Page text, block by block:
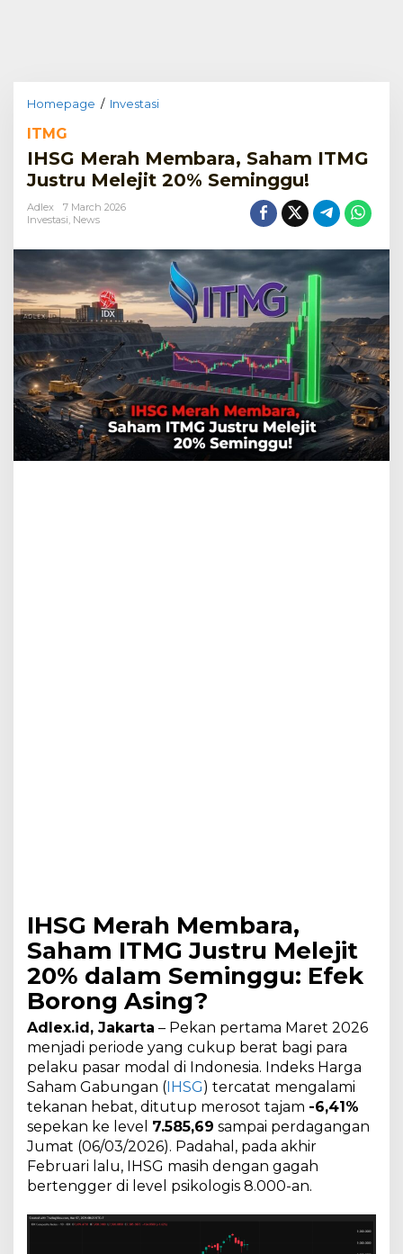
Homepage / InvestasiIHSG
Saham
ITMG
Justru
ITMG
IHSG Merah Membara, Saham ITMG
Justru Melejit 20% Seminggu!
Adlex
7 March 2026
Investasi, News
IHSG Merah Membara,
Saham ITMG Justru Melejit
20% dalam Seminggu: Efek
Borong Asing?
Adlex.id, Jakarta – Pekan pertama Maret 2026
menjadi periode yang cukup berat bagi para
pelaku pasar modal di Indonesia. Indeks Harga
Saham Gabungan (IHSG) tercatat mengalami
tekanan hebat, ditutup merosot tajam -6,41%
sepekan ke level 7.585,69 sampai perdagangan
Jumat (06/03/2026). Padahal, pada akhir
Februari lalu, IHSG masih dengan gagah
bertengger di level psikologis 8.000-an.